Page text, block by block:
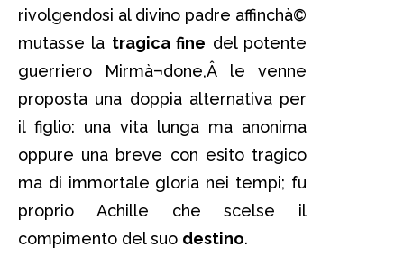
rivolgendosi al divino padre affinchà©
mutasse la tragica fine del potente
guerriero Mirmà¬done,Â le venne
proposta una doppia alternativa per
il figlio: una vita lunga ma anonima
oppure una breve con esito tragico
ma di immortale gloria nei tempi; fu
proprio Achille che scelse il
compimento del suo destino.